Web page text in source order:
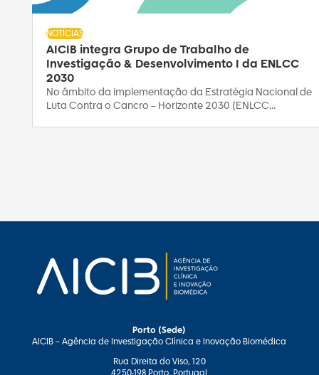
AICIB integra Grupo de Trabalho de
Investigação & Desenvolvimento I da ENLCC
2030
NOTÍCIAS
No âmbito da implementação da Estratégia Nacional de
Luta Contra o Cancro – Horizonte 2030 (ENLCC...
Porto (Sede)
AICIB – Agência de Investigação Clínica e Inovação Biomédica
Rua Direita do Viso, 120